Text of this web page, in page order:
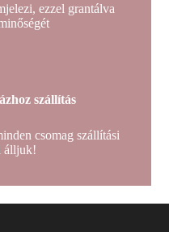
ezzel grantálva
szállítás
csomag szállítási
álljuk!